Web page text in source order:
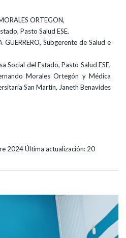
ORTEGON,
Pasto Salud ESE.
GUERRERO, Subgerente de Salud e
Social del Estado, Pasto Salud ESE,
Morales Ortegón y Médica
San Martín, Janeth Benavides
2024Última actualización: 20